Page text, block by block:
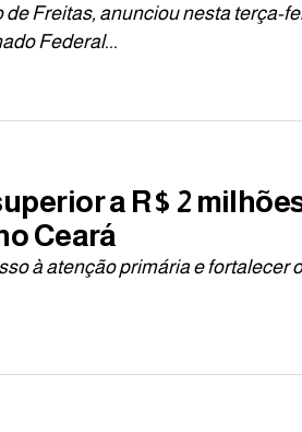
Freitas, anunciou nesta terça-
Federal...
a R$ 2
Ceará
à atenção primária e